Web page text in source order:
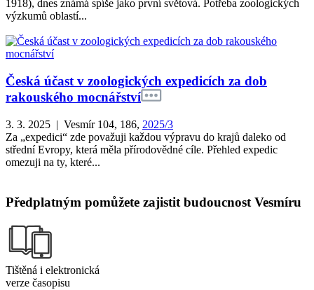
1918), dnes známá spíše jako první světová. Potřeba zoologických
výzkumů oblastí...
Česká účast v zoologických expedicích za dob
rakouského mocnářství
3. 3. 2025 | Vesmír 104, 186, 2025/3
Za „expedici“ zde považuji každou výpravu do krajů daleko od
střední Evropy, která měla přírodovědné cíle. Přehled expedic
omezuji na ty, které...
Předplatným pomůžete zajistit budoucnost Vesmíru
Tištěná i elektronická
verze časopisu